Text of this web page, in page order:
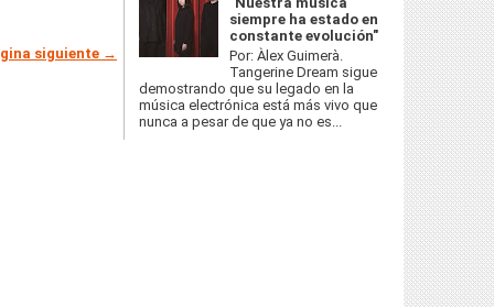
siguiente →
siempre ha estado en
constante evolución"
Por: Àlex Guimerà.
Tangerine Dream sigue
demostrando que su legado en la
música electrónica está más vivo que
nunca a pesar de que ya no es...